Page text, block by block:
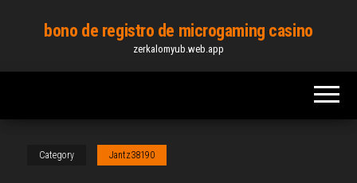
content
bono de registro de microgaming casino
zerkalomyub.web.app
Category Jantz38190